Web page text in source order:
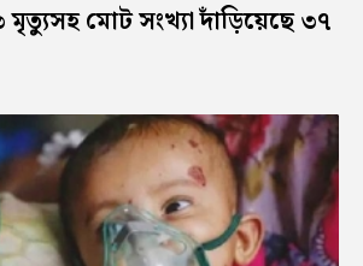
মোট সংখ্যা দাঁড়িয়েছে ৩৭